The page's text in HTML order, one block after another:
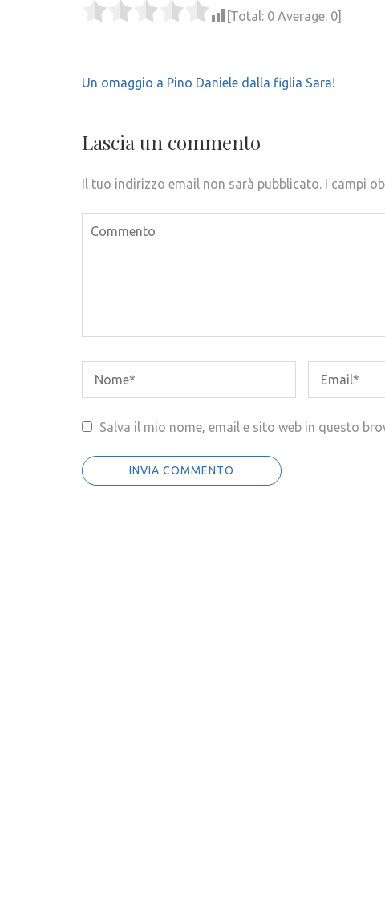
[Total: 0 Average: 0]
Navigazione
Un omaggio a Pino Daniele dalla figlia Sara!
Lascia un commento
Il tuo indirizzo email non sarà pubblicato. I campi
Salva il mio nome, email e sito web in questo